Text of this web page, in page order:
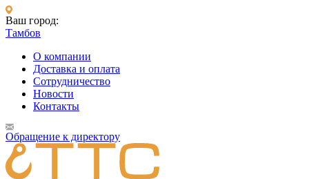
Ваш город:
Тамбов
О компании
Доставка и оплата
Сотрудничество
Новости
Контакты
Обращение к директору